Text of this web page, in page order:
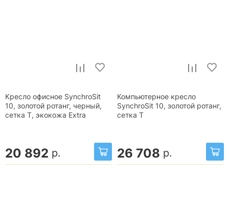
Кресло офисное SynchroSit
10, золотой ротанг, черный,
сетка T, экокожа Extra
20 892 р.
Компьютерное кресло
SynchroSit 10, золотой ротанг,
сетка T
26 708 р.